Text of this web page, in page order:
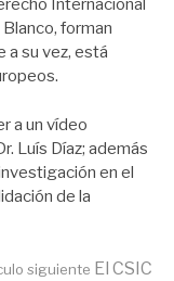
Internacional
forman
a su vez, está
a un vídeo
Luís Díaz; además
en el
de la
siguiente El CSIC